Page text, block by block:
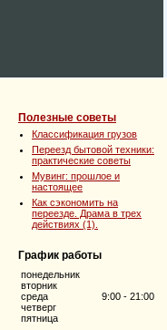
Полезные советы
Классификация грузов
Переезд бытовой техники:
практические советы
Мувинг: прошлое и
настоящее
Как сэкономить на
переезде. Драма в трех
действиях (1).
График работы
понедельник
вторник
среда
четверг
пятница
9:00 - 21:00